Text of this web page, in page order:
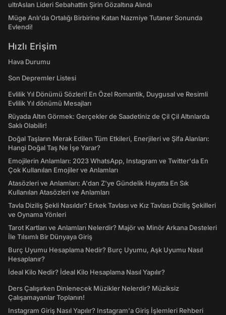
ultrAslan Lideri Sebahattin Şirin Gözaltına Alındı
Müge Anlı'da Ortalığı Birbirine Katan Nazmiye Tutaner Sonunda
Evlendi!
Hızlı Erişim
Hava Durumu
Son Depremler Listesi
Evlilik Yıl Dönümü Sözleri! En Özel Romantik, Duygusal ve Resimli
Evlilik Yıl dönümü Mesajları
Rüyada Altın Görmek: Gerçekler de Saadetiniz de Çil Çil Altınlarda
Saklı Olabilir!
Doğal Taşların Merak Edilen Tüm Etkileri, Enerjileri ve Şifa Alanları:
Hangi Doğal Taş Ne İşe Yarar?
Emojilerin Anlamları: 2023 WhatsApp, Instagram ve Twitter'da En
Çok Kullanılan Emojiler ve Anlamları
Atasözleri ve Anlamları: A'dan Z'ye Gündelik Hayatta En Sık
Kullanılan Atasözleri ve Anlamları
Tavla Diziliş Şekli Nasıldır? Erkek Tavlası ve Kız Tavlası Diziliş Şekilleri
ve Oynama Yönleri
Tarot Kartları ve Anlamları Nelerdir? Majör ve Minör Arkana Desteleri
İle Tılsımlı Bir Dünyaya Giriş
Burç Uyumu Hesaplama Nedir? Burç Uyumu, Aşk Uyumu Nasıl
Hesaplanır?
İdeal Kilo Nedir? İdeal Kilo Hesaplama Nasıl Yapılır?
Ders Çalışırken Dinlenecek Müzikler Nelerdir? Müziksiz
Çalışamayanlar Toplanın!
Instagram Giriş Nasıl Yapılır? Instagram'a Giriş İşlemleri Rehberi